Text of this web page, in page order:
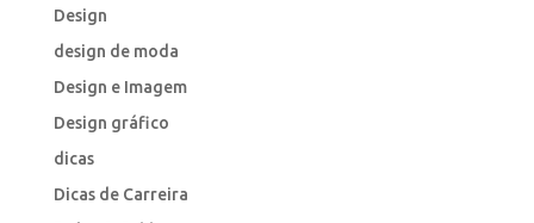
Design
design de moda
Design e Imagem
Design gráfico
dicas
Dicas de Carreira